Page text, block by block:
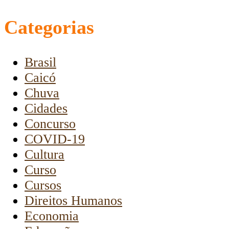
Categorias
Brasil
Caicó
Chuva
Cidades
Concurso
COVID-19
Cultura
Curso
Cursos
Direitos Humanos
Economia